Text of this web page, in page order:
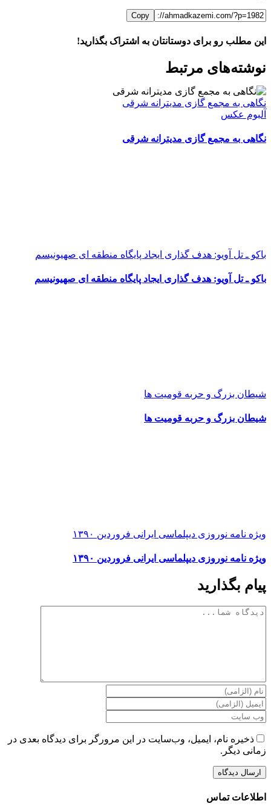
Copy
این مطلب رو برای دوستانتان به اشتراک بگذارید!
FacebookX
LinkedIn
WhatsApp
Telegram
ایمیل
نوشته‌‌های مرتبط
نگاهی به مجمع گازی مدیترانه شرقی
آلبوم عکس
نگاهی به مجمع گازی مدیترانه شرقی
باکو ـ تل آویو: هدف گذاری ایجاد پایگاه منطقه ای صهیونیسم
باکو ـ تل آویو: هدف گذاری ایجاد پایگاه منطقه ای صهیونیسم
شیطان بزرگ و حربه قومیت ها
شیطان بزرگ و حربه قومیت ها
ویژه نامه نوروزی دیپلماسی ایرانی فروردین ۱۳۹۰
ویژه نامه نوروزی دیپلماسی ایرانی فروردین ۱۳۹۰
پیام بگذارید
دیدگاه
ذخیره نام، ایمیل، وب‌سایت در این مرورگر برای دیدگاه بعدی در
زمانی دیگر.
اطلاعات تماس